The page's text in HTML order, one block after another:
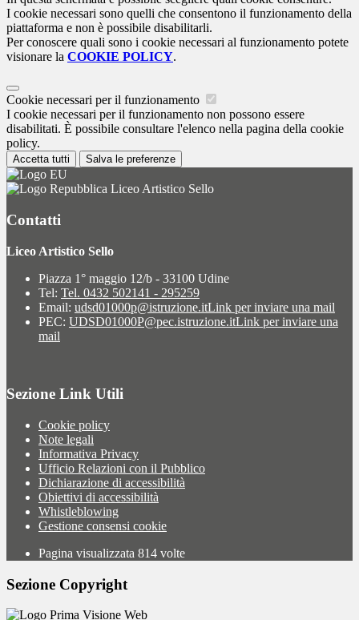
I cookie necessari sono quelli che consentono il funzionamento della
piattaforma e non è possibile disabilitarli.
Per conoscere quali sono i cookie necessari al funzionamento potete
visionare la COOKIE POLICY.
Cookie necessari per il funzionamento
I cookie necessari per il funzionamento non possono essere
disabilitati. È possibile consultare l'elenco nella pagina della cookie
policy.
Accetta tutti Salva le preferenze
Liceo Artistico Sello
Contatti
Liceo Artistico Sello
Piazza 1° maggio 12/b - 33100 Udine
Tel: Tel. 0432 502141 - 295259
Email: udsd01000p@istruzione.itLink per inviare una mail
PEC: UDSD01000P@pec.istruzione.itLink per inviare una
mail
Sezione Link Utili
Cookie policy
Note legali
Informativa Privacy
Ufficio Relazioni con il Pubblico
Dichiarazione di accessibilità
Obiettivi di accessibilità
Whistleblowing
Gestione consensi cookie
Pagina visualizzata 814 volte
Sezione Copyright